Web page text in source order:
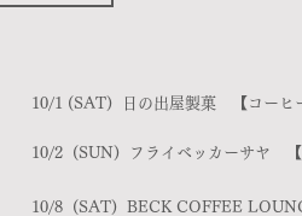
10/1 (SAT) 日の出屋製菓 【コーヒ
10/2 (SUN) フライベッカーサヤ
10/8 (SAT) BECK COFFEE